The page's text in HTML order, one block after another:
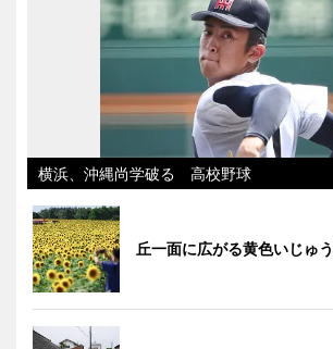
横浜、沖縄尚学破る 高校野球
丘一面に広がる黄色いじゅ